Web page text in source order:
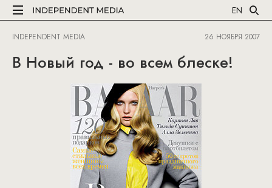
EN
INDEPENDENT MEDIA 26 НОЯБРЯ 2007
В Новый год - во всем блеске!